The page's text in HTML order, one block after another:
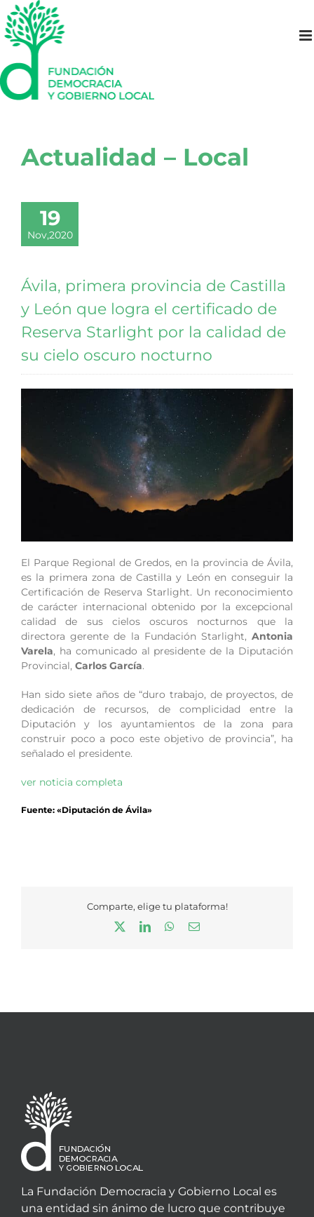
Saltar
al
contenido
Actualidad – Local
19
Nov,2020
Ávila, primera provincia de Castilla
y León que logra el certificado de
Reserva Starlight por la calidad de
su cielo oscuro nocturno
El Parque Regional de Gredos, en la provincia de Ávila,
es la primera zona de Castilla y León en conseguir la
Certificación de Reserva Starlight. Un reconocimiento
de carácter internacional obtenido por la excepcional
calidad de sus cielos oscuros nocturnos que la
directora gerente de la Fundación Starlight, Antonia
Varela, ha comunicado al presidente de la Diputación
Provincial, Carlos García.
Han sido siete años de “duro trabajo, de proyectos, de
dedicación de recursos, de complicidad entre la
Diputación y los ayuntamientos de la zona para
construir poco a poco este objetivo de provincia”, ha
señalado el presidente.
ver noticia completa
Fuente: «Diputación de Ávila»
Comparte, elige tu plataforma!
LinkedInWhatsApp
Correo
La Fundación Democracia y Gobierno Local es
una entidad sin ánimo de lucro que contribuye